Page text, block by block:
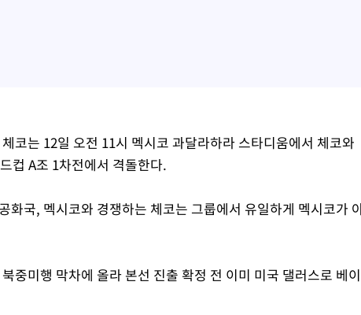
코는 12일 오전 11시 멕시코 과달라하라 스타디움에서 체코와
컵 A조 1차전에서 격돌한다.
화국, 멕시코와 경쟁하는 체코는 그룹에서 유일하게 멕시코가
중미행 막차에 올라 본선 진출 확정 전 이미 미국 댈러스로 베